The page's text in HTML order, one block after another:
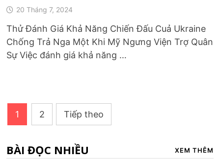
20 Tháng 7, 2024
Thử Đánh Giá Khả Năng Chiến Đấu Cuả Ukraine
Chống Trả Nga Một Khi Mỹ Ngưng Viện Trợ Quân
Sự Việc đánh giá khả năng …
Phân
trang
bài
1 2 Tiếp theo
BÀI ĐỌC NHIỀU XEM THÊM